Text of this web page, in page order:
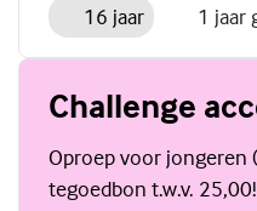
16 jaar 1 jaar
Challenge
Oproep voor jongeren
tegoedbon t.w.v. 25,00!